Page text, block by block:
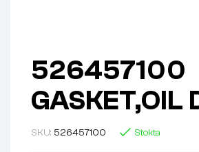
526457100
GASKET,OIL
SKU: 526457100 Stokta